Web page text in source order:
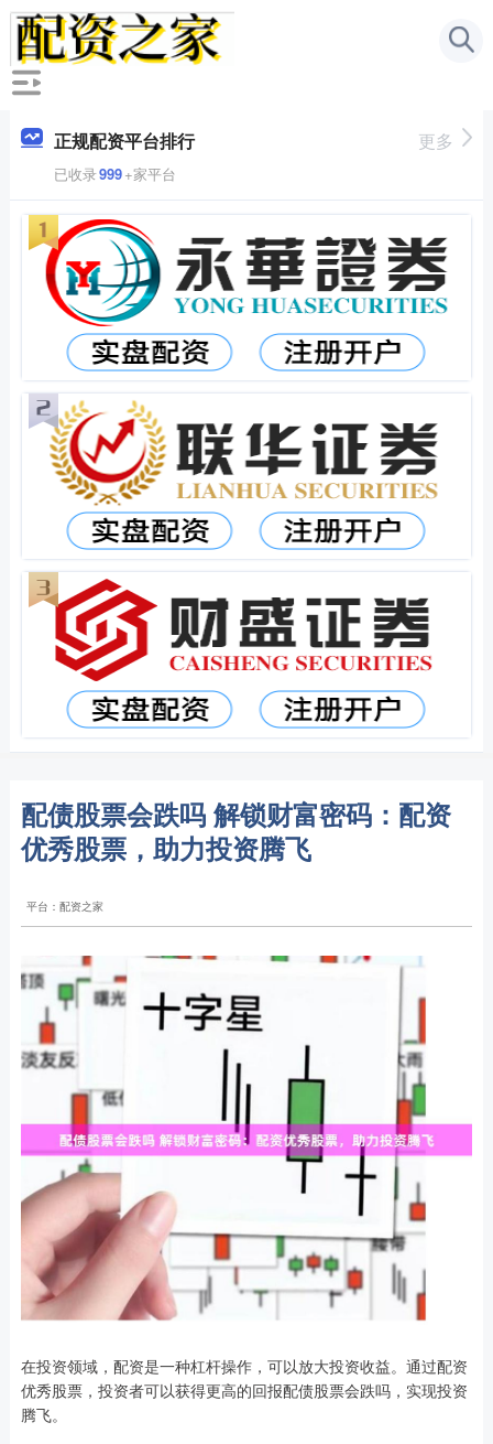
正规配资平台排行
已收录999+家平台
更多
配债股票会跌吗 解锁财富密码：配资
优秀股票，助力投资腾飞
平台：配资之家
在投资领域，配资是一种杠杆操作，可以放大投资收益。通过配资
优秀股票，投资者可以获得更高的回报配债股票会跌吗，实现投资
腾飞。